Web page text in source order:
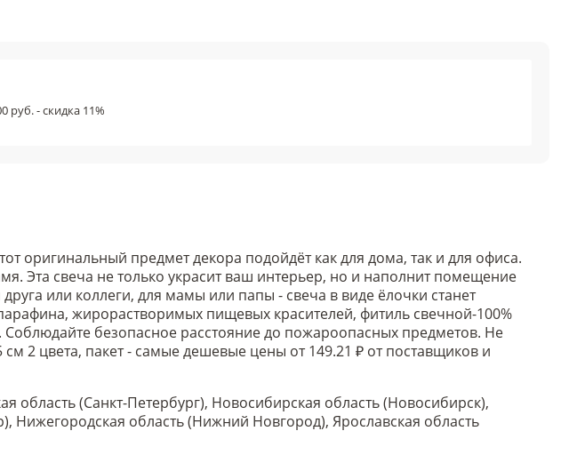
руб. - скидка 11%
оригинальный предмет декора подойдёт как для дома, так и для офиса.
Эта свеча не только украсит ваш интерьер, но и наполнит помещение
или коллеги, для мамы или папы - свеча в виде ёлочки станет
жирорастворимых пищевых красителей, фитиль свечной-100%
Соблюдайте безопасное расстояние до пожароопасных предметов. Не
2 цвета, пакет - самые дешевые цены от 149.21 ₽ от поставщиков и
область (Санкт-Петербург), Новосибирская область (Новосибирск),
Нижегородская область (Нижний Новгород), Ярославская область